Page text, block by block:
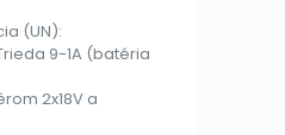
(UN):
9-1A (batéria
2x18V a